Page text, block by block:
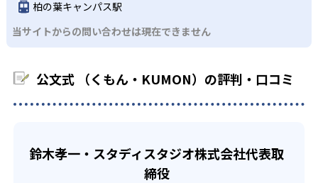
るため、早い時期から高校教材に進む生徒もいる。
03 フレキシブルな受講スタイル
でも週2回受講できる。そのため、部活や他の習い事で忙し
らのオンライン受講と通室を組み合わせることも可能だ。
るよう適切なヒントを与えたり、声かけをしたりしてい
少しずつ苦手意識を克服できるだろう。
部活や習い事と両立したい生徒向け
KUMONでは、一人ひとりの学習状況やスケジュールに合わ
宿題の量や進め方に関しては、いつでも気軽に相談可能
だ。
KUMONでは、中高生のクラスでも数学・英語・国語の3教
科に限られるため、その他の教科に関しては他塾を検討す
る必要があるだろう。
柏の葉キャンパス駅
当サイトからの問い合わせは現在できません
公文式 （くもん・KUMON）の評判・口コミ
鈴木孝一・スタディスタジオ株式会社代表取
締役